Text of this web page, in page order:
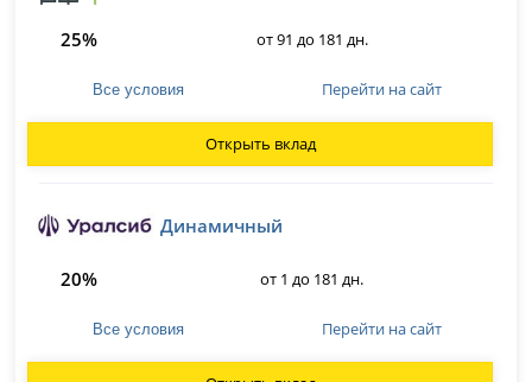
25% от 91 до 181 дн.
Все условия Перейти на сайт
Открыть вклад
Динамичный
20% от 1 до 181 дн.
Все условия Перейти на сайт